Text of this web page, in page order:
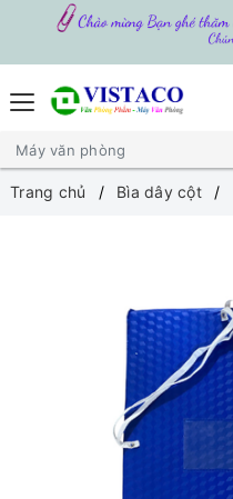
Trang chủ Bìa dây cột